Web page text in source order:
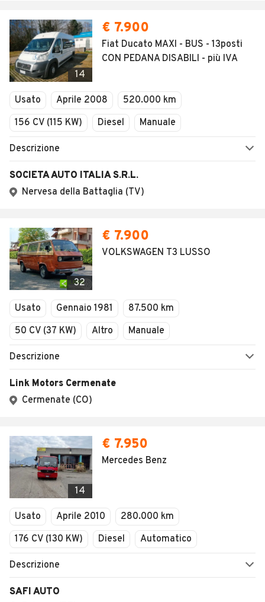
14
€ 7.900
Fiat Ducato MAXI - BUS - 13posti
CON PEDANA DISABILI - più IVA
Usato Aprile 2008
520.000 km
156 CV (115 KW)
Diesel Manuale
Descrizione
SOCIETA AUTO ITALIA S.R.L.
Nervesa della Battaglia (TV)
32
€ 7.900
VOLKSWAGEN T3 LUSSO
Usato Gennaio 1981
87.500 km
50 CV (37 KW)
Altro Manuale
Descrizione
Link Motors Cermenate
Cermenate (CO)
14
€ 7.950
Mercedes Benz
Usato Aprile 2010
280.000 km
176 CV (130 KW)
Diesel Automatico
Descrizione
SAFI AUTO